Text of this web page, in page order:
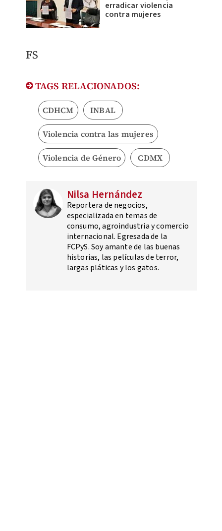
erradicar violencia
contra mujeres
FS
TAGS RELACIONADOS:
CDHCM INBAL
Violencia contra las mujeres
Violencia de Género CDMX
Nilsa Hernández
Reportera de negocios,
especializada en temas de
consumo, agroindustria y comercio
internacional. Egresada de la
FCPyS. Soy amante de las buenas
historias, las películas de terror,
largas pláticas y los gatos.